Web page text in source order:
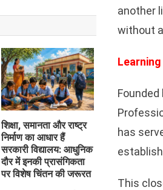
another
without
has
This
शिक्षा, समानता और राष्ट्र
निर्माण का आधार हैं
सरकारी विद्यालय: आधुनिक
दौर में इनकी प्रासंगिकता
पर विशेष चिंतन की जरूरत